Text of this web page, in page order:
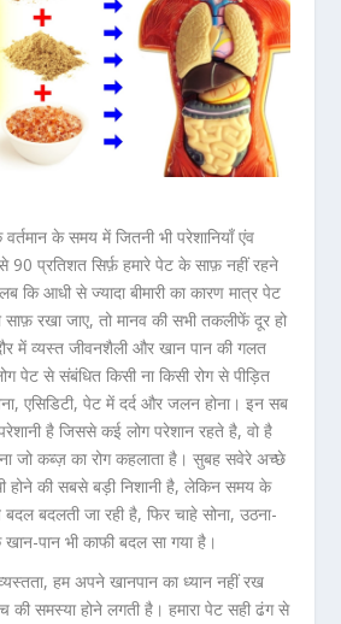
के समय में जितनी भी परेशानियाँ एंव
से 90 प्रतिशत सिर्फ़ हमारे पेट के साफ़ नहीं रहने
कि आधी से ज्यादा बीमारी का कारण मात्र पेट
रखा जाए, तो मानव की सभी तकलीफें दूर हो
में व्यस्त जीवनशैली और खान पान की गलत
पेट से संबंधित किसी ना किसी रोग से पीड़ित
एसिडिटी, पेट में दर्द और जलन होना। इन सब
है जिससे कई लोग परेशान रहते है, वो है
जो कब्ज़ का रोग कहलाता है। सुबह सवेरे अच्छे
होने की सबसे बड़ी निशानी है, लेकिन समय के
बदलती जा रही है, फिर चाहे सोना, उठना-
पान भी काफी बदल सा गया है।
हम अपने खानपान का ध्यान नहीं रख
समस्या होने लगती है। हमारा पेट सही ढंग से